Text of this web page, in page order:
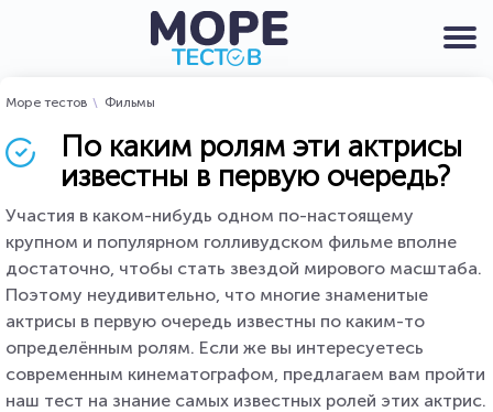
Море тестов Фильмы
По каким ролям эти актрисы
известны в первую очередь?
Участия в каком-нибудь одном по-настоящему
крупном и популярном голливудском фильме вполне
достаточно, чтобы стать звездой мирового масштаба.
Поэтому неудивительно, что многие знаменитые
актрисы в первую очередь известны по каким-то
определённым ролям. Если же вы интересуетесь
современным кинематографом, предлагаем вам пройти
наш тест на знание самых известных ролей этих актрис.